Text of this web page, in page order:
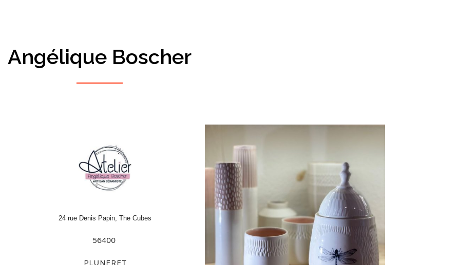
Angélique Boscher
24 rue Denis Papin, The Cubes
56400